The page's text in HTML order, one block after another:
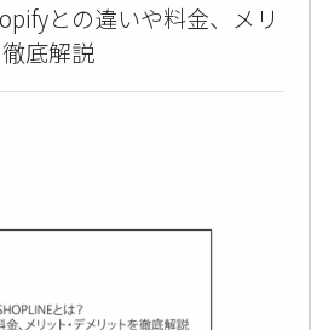
との違いや料金、メリ
底解説